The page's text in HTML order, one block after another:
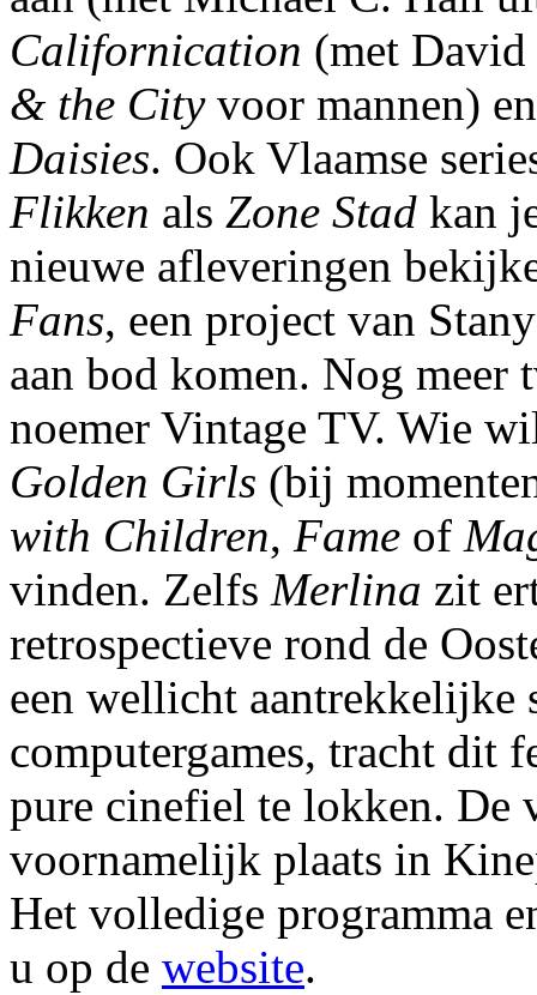
Californication (met
& the Cityvoor mannen)
Daisies. Ook Vlaamse
Flikken als Zone Stad kan
nieuwe afleveringen
Fans, een project van
aan bod komen. Nog meer
noemer Vintage TV. Wie
Golden Girls (bij
with Children, Fame of
vinden. Zelfs Merlina zit
retrospectieve rond de
een wellicht aantrekkelijke
computergames, tracht dit
pure cinefiel te lokken. De
voornamelijk plaats in
Het volledige programma
u op de website.